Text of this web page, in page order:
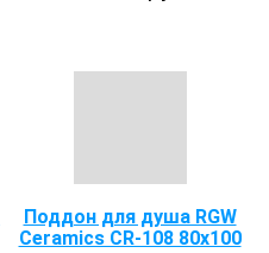
Поддон для душа RGW
Ceramics CR-108 80х100